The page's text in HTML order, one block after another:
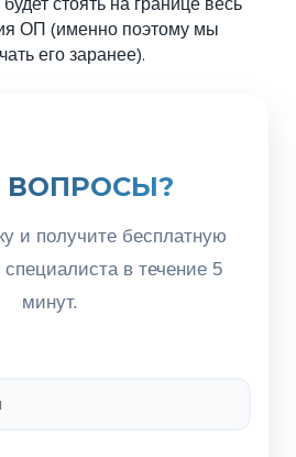
ОП (именно поэтому мы
его заранее).
ВОПРОСЫ?
и получите бесплатную
в течение 5
минут.